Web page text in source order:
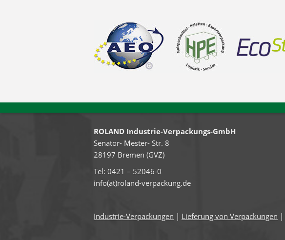
ROLAND Industrie-Verpackungs-GmbH
Senator- Mester- Str. 8
28197 Bremen (GVZ)
Tel: 0421 – 52046-0
info(at)roland-verpackung.de
Industrie-Verpackungen | Lieferung von Verpackungen |